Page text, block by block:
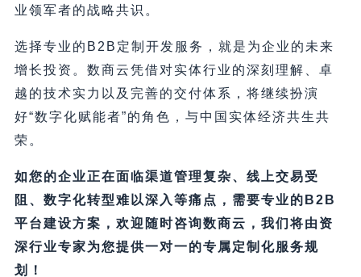
业领军者的战略共识。
选择专业的B2B定制开发服务，就是为企业的未来
增长投资。数商云凭借对实体行业的深刻理解、卓
越的技术实力以及完善的交付体系，将继续扮演
好“数字化赋能者”的角色，与中国实体经济共生共
荣。
如您的企业正在面临渠道管理复杂、线上交易受
阻、数字化转型难以深入等痛点，需要专业的B2B
平台建设方案，欢迎随时咨询数商云，我们将由资
深行业专家为您提供一对一的专属定制化服务规
划！